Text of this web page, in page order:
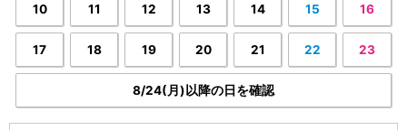
10 11 12 13 14 15 16
17 18 19 20 21 22 23
8/24(月)以降の日を確認